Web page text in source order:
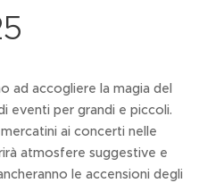
ad accogliere la magia del
eventi per grandi e piccoli.
ai concerti nelle
atmosfere suggestive e
le accensioni degli